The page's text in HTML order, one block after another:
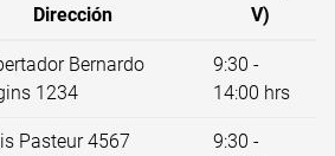
Dirección
V)
Bernardo
1234
9:30 -
14:00 hrs
Pasteur 4567
9:30 -